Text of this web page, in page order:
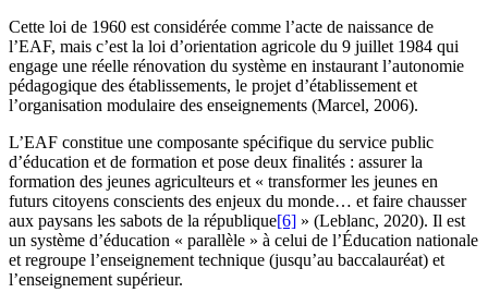
Cette loi de 1960 est considérée comme l’acte de naissance de
l’EAF, mais c’est la loi d’orientation agricole du 9 juillet 1984 qui
engage une réelle rénovation du système en instaurant l’autonomie
pédagogique des établissements, le projet d’établissement et
l’organisation modulaire des enseignements (Marcel, 2006).
L’EAF constitue une composante spécifique du service public
d’éducation et de formation et pose deux finalités : assurer la
formation des jeunes agriculteurs et « transformer les jeunes en
futurs citoyens conscients des enjeux du monde… et faire chausser
aux paysans les sabots de la république[6] » (Leblanc, 2020). Il est
un système d’éducation « parallèle » à celui de l’Éducation nationale
et regroupe l’enseignement technique (jusqu’au baccalauréat) et
l’enseignement supérieur.